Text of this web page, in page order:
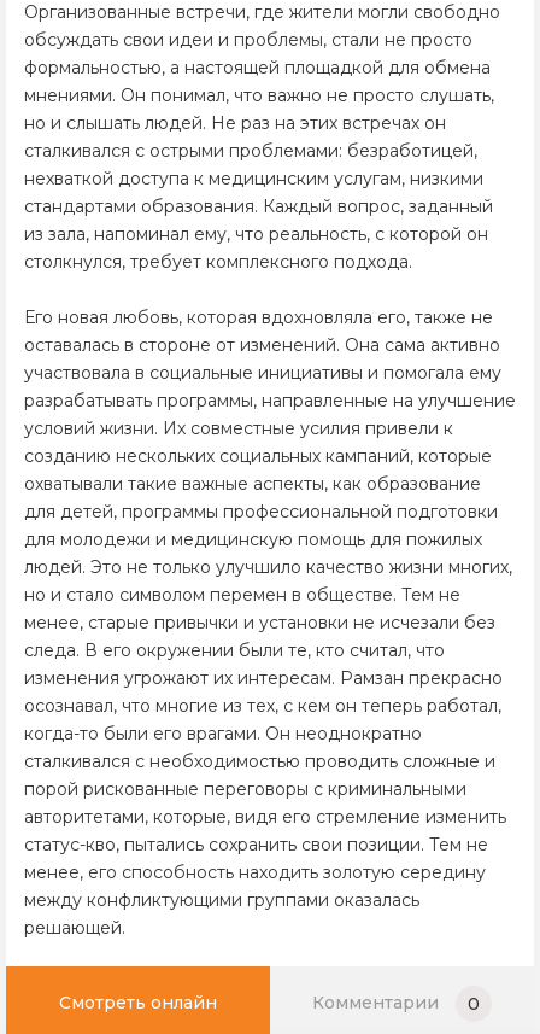
Организованные встречи, где жители могли свободно
обсуждать свои идеи и проблемы, стали не просто
формальностью, а настоящей площадкой для обмена
мнениями. Он понимал, что важно не просто слушать,
но и слышать людей. Не раз на этих встречах он
сталкивался с острыми проблемами: безработицей,
нехваткой доступа к медицинским услугам, низкими
стандартами образования. Каждый вопрос, заданный
из зала, напоминал ему, что реальность, с которой он
столкнулся, требует комплексного подхода.
Его новая любовь, которая вдохновляла его, также не
оставалась в стороне от изменений. Она сама активно
участвовала в социальные инициативы и помогала ему
разрабатывать программы, направленные на улучшение
условий жизни. Их совместные усилия привели к
созданию нескольких социальных кампаний, которые
охватывали такие важные аспекты, как образование
для детей, программы профессиональной подготовки
для молодежи и медицинскую помощь для пожилых
людей. Это не только улучшило качество жизни многих,
но и стало символом перемен в обществе. Тем не
менее, старые привычки и установки не исчезали без
следа. В его окружении были те, кто считал, что
изменения угрожают их интересам. Рамзан прекрасно
осознавал, что многие из тех, с кем он теперь работал,
когда-то были его врагами. Он неоднократно
сталкивался с необходимостью проводить сложные и
порой рискованные переговоры с криминальными
авторитетами, которые, видя его стремление изменить
статус-кво, пытались сохранить свои позиции. Тем не
менее, его способность находить золотую середину
между конфликтующими группами оказалась
решающей.
Смотреть онлайн Комментарии 0